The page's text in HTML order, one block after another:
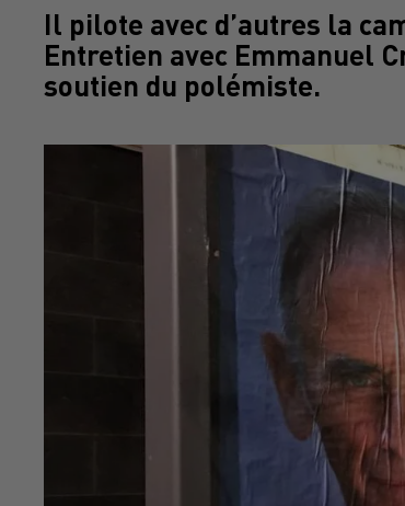
Il pilote avec d’autres la
Entretien avec Emmanuel
soutien du polémiste.